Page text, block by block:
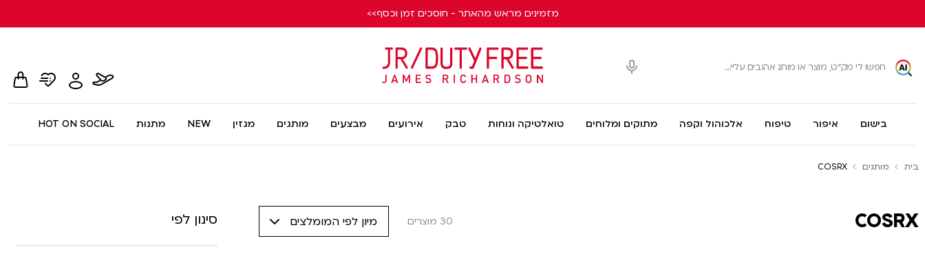
מזמינים מראש מהאתר - חוסכים זמן וכסף>>
James
Richardson
flight
dialog
Toggle
My
whishlist
page
card
בישום איפור טיפוח אלכוהול וקפה מתוקים ומלוחים טואלטיקה ונוחות טבק אירועים מבצעים מותגים מגזין NEW מתנות HOT ON SOCIAL
בית מותגים COSRX
COSRX 30 מוצרים מיון לפי המומלצים סינון לפי